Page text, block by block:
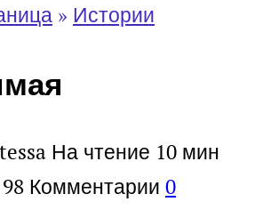
» Истории
На чтение 10 мин
98 Комментарии 0